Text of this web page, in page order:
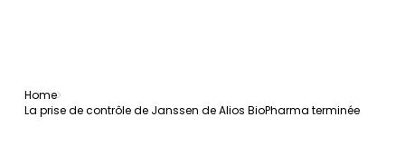
Home
La prise de contrôle de Janssen de Alios BioPharma terminée